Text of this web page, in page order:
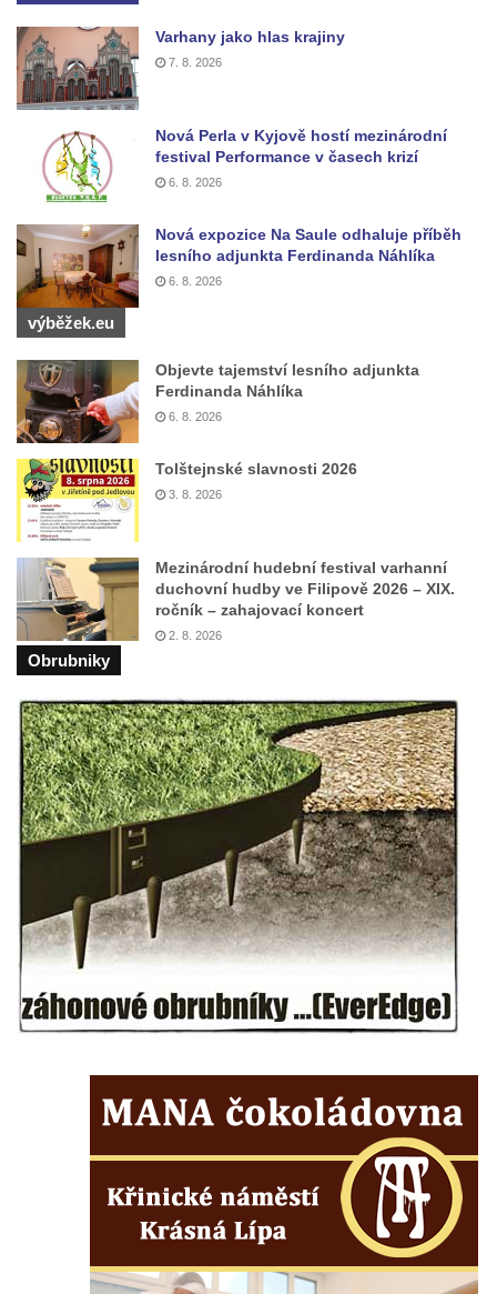
Varhany jako hlas krajiny
7. 8. 2026
Nová Perla v Kyjově hostí mezinárodní
festival Performance v časech krizí
6. 8. 2026
Nová expozice Na Saule odhaluje příběh
lesního adjunkta Ferdinanda Náhlíka
6. 8. 2026
výběžek.eu
Objevte tajemství lesního adjunkta
Ferdinanda Náhlíka
6. 8. 2026
Tolštejnské slavnosti 2026
3. 8. 2026
Mezinárodní hudební festival varhanní
duchovní hudby ve Filipově 2026 – XIX.
ročník – zahajovací koncert
2. 8. 2026
Obrubniky